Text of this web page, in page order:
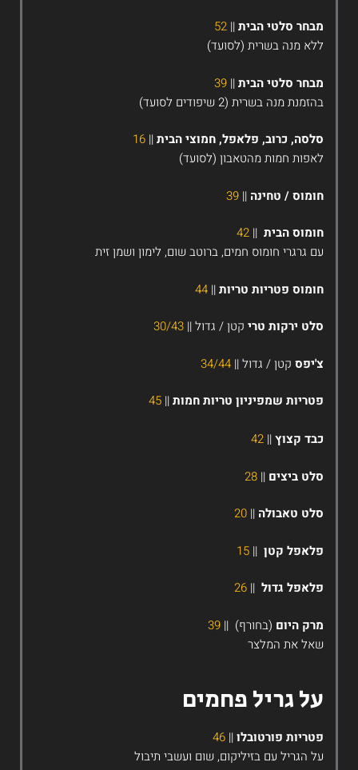
מבחר סלטי הבית||
52
ללא מנה בשרית (לסועד)
מבחר סלטי הבית||
39
בהזמנת מנה בשרית (2 שיפודים לסועד)
סלסה, כרוב, פלאפל, חמוצי הבית||
16
לאפות חמות מהטאבון(לסועד)
חומוס / טחינה ||
39
חומוס הבית||
42
עם גרגרי חומוס חמים, ברוטב שום, לימון ושמן זית
חומוס פטריות טריות ||
44
סלט ירקות טריקטן / גדול ||
30/43
קטן / גדול ||
34/44
פטריות שמפיניון טריות חמות||
45
כבד קצוץ||
42
סלט ביצים ||
28
סלט טאבולה||
20
פלאפלקטן||
15
פלאפל גדול||
26
מרק היום(בחורף) ||
39
שאל את המלצר
על גריל פחמים
פטריות פורטובלו||
46
על הגריל עם בזיליקום, שום ועשבי תיבול